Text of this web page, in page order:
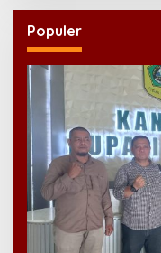
Populer